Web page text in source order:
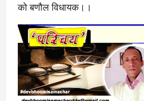
को बणौल विधायक।।